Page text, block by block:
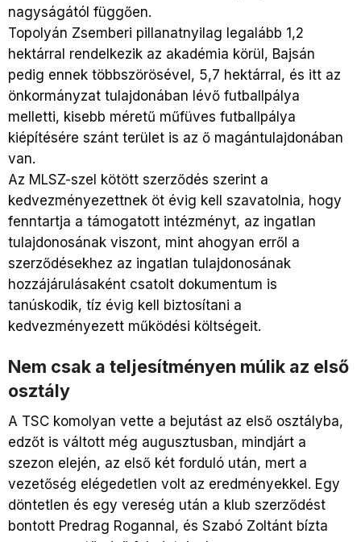
nagyságától függően.
Topolyán Zsemberi pillanatnyilag legalább 1,2
hektárral rendelkezik az akadémia körül, Bajsán
pedig ennek többszörösével, 5,7 hektárral, és itt az
önkormányzat tulajdonában lévő futballpálya
melletti, kisebb méretű műfüves futballpálya
kiépítésére szánt terület is az ő magántulajdonában
van.
Az MLSZ-szel kötött szerződés szerint a
kedvezményezettnek öt évig kell szavatolnia, hogy
fenntartja a támogatott intézményt, az ingatlan
tulajdonosának viszont, mint ahogyan erről a
szerződésekhez az ingatlan tulajdonosának
hozzájárulásaként csatolt dokumentum is
tanúskodik, tíz évig kell biztosítani a
kedvezményezett működési költségeit.
Nem csak a teljesítményen múlik az első
osztály
A TSC komolyan vette a bejutást az első osztályba,
edzőt is váltott még augusztusban, mindjárt a
szezon elején, az első két forduló után, mert a
vezetőség elégedetlen volt az eredményekkel. Egy
döntetlen és egy vereség után a klub szerződést
bontott Predrag Rogannal, és Szabó Zoltánt bízta